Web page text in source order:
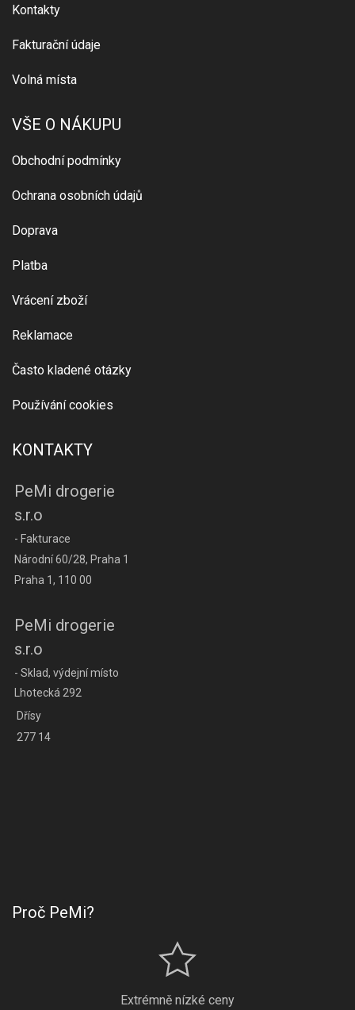
Kontakty
Fakturační údaje
Volná místa
VŠE O NÁKUPU
Obchodní podmínky
Ochrana osobních údajů
Doprava
Platba
Vrácení zboží
Reklamace
Často kladené otázky
Používání cookies
KONTAKTY
PeMi drogerie
s.r.o
- Fakturace
Národní 60/28, Praha 1
Praha 1, 110 00
PeMi drogerie
s.r.o
- Sklad, výdejní místo
Lhotecká 292
Dřísy
277 14
Proč PeMi?
Extrémně nízké ceny